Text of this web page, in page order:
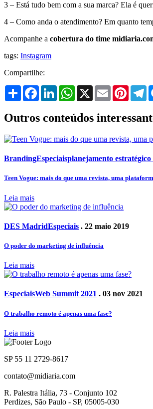
3 – Está tudo bem com a sua marca? Ela é
4 – Como anda o atendimento? Em quanto
Acompanhe a cobertura do time
tags: Instagram
Compartilhe:
Share FacebookLinkedInWhatsApp
X Email
Outros conteúdos
BrandingEspeciaisplanejamento
Teen Vogue: mais do que uma revista, uma
Leia mais
DES MadridEspeciais . 22 maio 2019
O poder do marketing de influência
Leia mais
EspeciaisWeb Summit 2021 . 03 nov 2021
O trabalho remoto é apenas uma fase?
Leia mais
SP 55 11 2729-8617
contato@midiaria.com
R. Palestra Itália, 73 - Conjunto 102
Perdizes, São Paulo - SP, 05005-030